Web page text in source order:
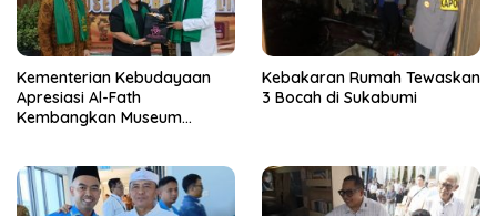
Kementerian Kebudayaan
Apresiasi Al-Fath
Kembangkan Museum
Kebakaran Rumah Tewaskan
3 Bocah di Sukabumi